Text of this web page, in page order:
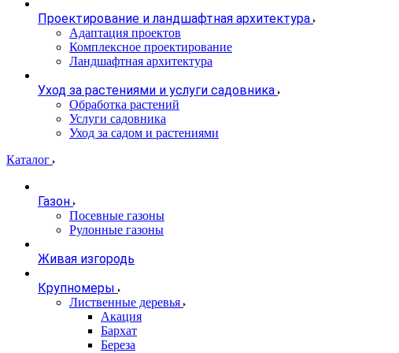
Проектирование и ландшафтная архитектура
Адаптация проектов
Комплексное проектирование
Ландшафтная архитектура
Уход за растениями и услуги садовника
Обработка растений
Услуги садовника
Уход за садом и растениями
Каталог
Газон
Посевные газоны
Рулонные газоны
Живая изгородь
Крупномеры
Лиственные деревья
Акация
Бархат
Береза